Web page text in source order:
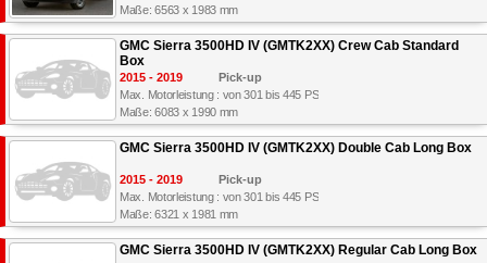
Maße: 6563 x 1983 mm
GMC Sierra 3500HD IV (GMTK2XX) Crew Cab Standard
Box
2015 - 2019
Pick-up
Max. Motorleistung : von 301 bis 445 PS
Maße: 6083 x 1990 mm
GMC Sierra 3500HD IV (GMTK2XX) Double Cab Long Box
2015 - 2019
Pick-up
Max. Motorleistung : von 301 bis 445 PS
Maße: 6321 x 1981 mm
GMC Sierra 3500HD IV (GMTK2XX) Regular Cab Long Box